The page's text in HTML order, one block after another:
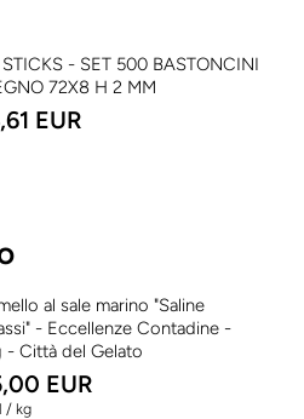
- SET 500 BASTONCINI
72X8 H 2 MM
EUR
al sale marino "Saline
- Eccellenze Contadine -
- Città del Gelato
EUR
/ per
kg